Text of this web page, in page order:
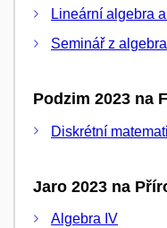
Lineární algebra a
Seminář z
Podzim 2023 na
Diskrétní
Jaro 2023 na
Algebra IV